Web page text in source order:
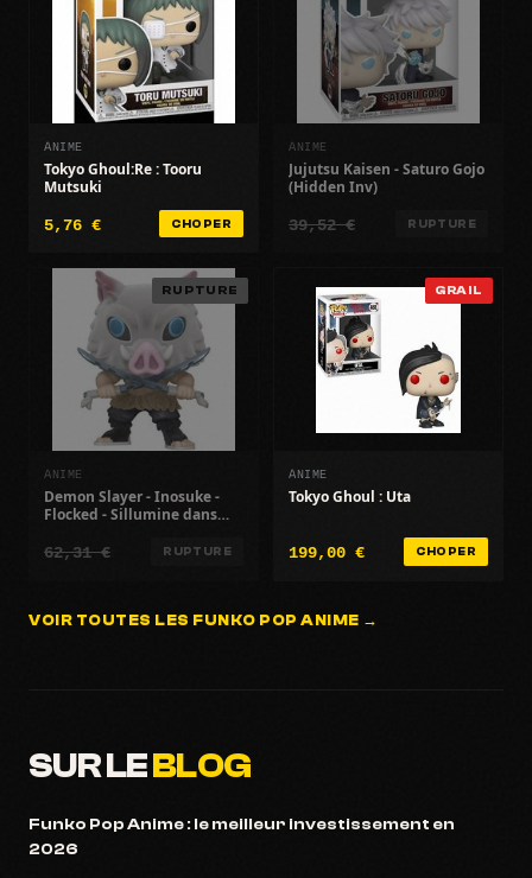
ANIME
Tokyo Ghoul:Re : Tooru
Mutsuki
5,76 € CHOPER
ANIME
Jujutsu Kaisen - Saturo Gojo
(Hidden Inv)
39,52 € RUPTURE
RUPTURE
ANIME
Demon Slayer - Inosuke -
Flocked - Sillumine dans
possible
62,31 € RUPTURE
GRAIL
ANIME
Tokyo Ghoul : Uta
199,00 € CHOPER
VOIR TOUTES LES FUNKO POP ANIME →
SUR LEBLOG
Funko Pop Anime : le meilleur investissement en
2026